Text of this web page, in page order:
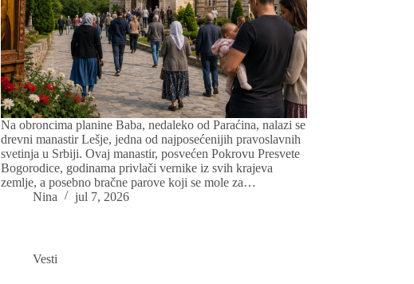
Na obroncima planine Baba, nedaleko od Paraćina, nalazi se
drevni manastir Lešje, jedna od najposećenijih pravoslavnih
svetinja u Srbiji. Ovaj manastir, posvećen Pokrovu Presvete
Bogorodice, godinama privlači vernike iz svih krajeva
zemlje, a posebno bračne parove koji se mole za…
Nina
jul 7, 2026
Vesti